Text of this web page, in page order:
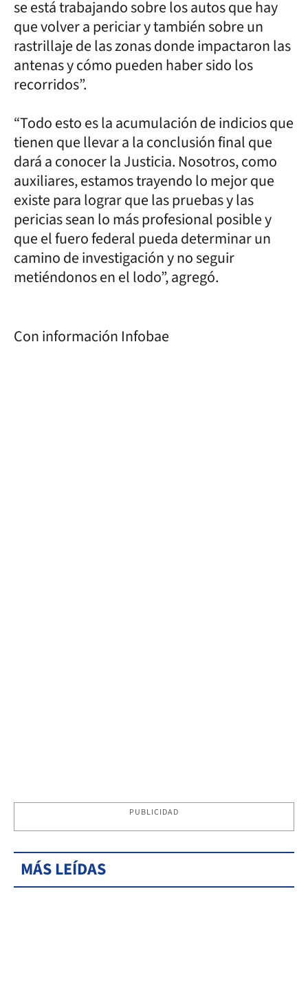
se está trabajando sobre los autos que hay
que volver a periciar y también sobre un
rastrillaje de las zonas donde impactaron las
antenas y cómo pueden haber sido los
recorridos”.
“Todo esto es la acumulación de indicios que
tienen que llevar a la conclusión final que
dará a conocer la Justicia. Nosotros, como
auxiliares, estamos trayendo lo mejor que
existe para lograr que las pruebas y las
pericias sean lo más profesional posible y
que el fuero federal pueda determinar un
camino de investigación y no seguir
metiéndonos en el lodo”, agregó.
Con información Infobae
PUBLICIDAD
MÁS LEÍDAS